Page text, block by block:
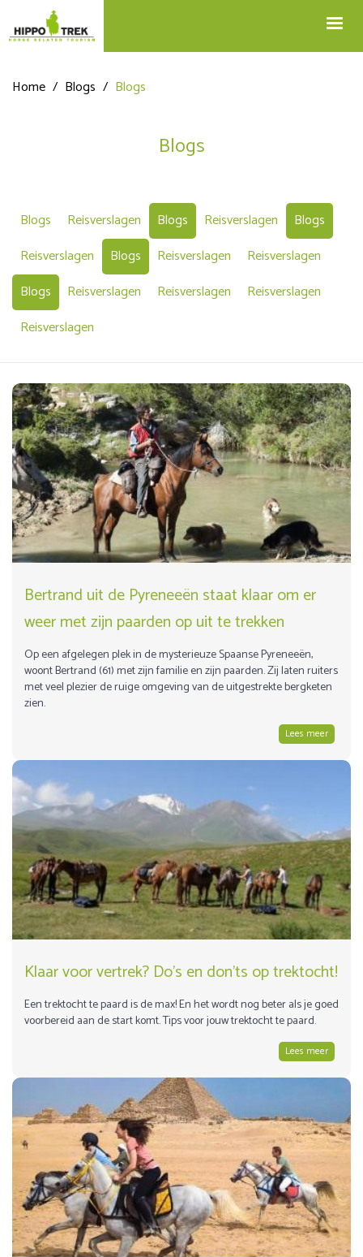
Home / Blogs / Blogs
Blogs
Blogs Reisverslagen Blogs Reisverslagen
Blogs
Reisverslagen
Blogs Reisverslagen
Reisverslagen
Blogs
Reisverslagen Reisverslagen
Reisverslagen
Reisverslagen
Bertrand uit de Pyreneeën staat klaar om er
weer met zijn paarden op uit te trekken
Op een afgelegen plek in de mysterieuze Spaanse Pyreneeën,
woont Bertrand (61) met zijn familie en zijn paarden. Zij laten ruiters
met veel plezier de ruige omgeving van de uitgestrekte bergketen
zien.
Lees meer
Klaar voor vertrek? Do’s en don’ts op trektocht!
Een trektocht te paard is de max! En het wordt nog beter als je goed
voorbereid aan de start komt. Tips voor jouw trektocht te paard.
Lees meer